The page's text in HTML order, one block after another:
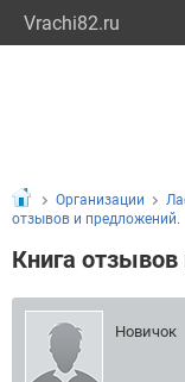
Vrachi82.ru
Организации
отзывов и предложений.
Книга
Новичок